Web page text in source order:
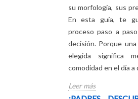
Cómo seleccionar el
¿Debería elegirlo
su morfología, sus
En esta guía, te
proceso paso a
decisión. Porque una
elegida significa
comodidad en el día a